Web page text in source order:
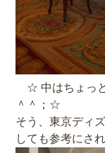
☆ 中はちょっ
＾＾；☆
そう、東京ディ
しても参考にさ